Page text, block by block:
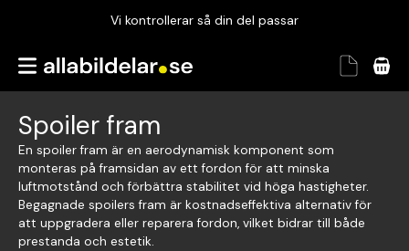
Vi kontrollerar så din del passar
Garanterad passform
Spoiler fram
En spoiler fram är en aerodynamisk komponent som
monteras på framsidan av ett fordon för att minska
luftmotstånd och förbättra stabilitet vid höga hastigheter.
Begagnade spoilers fram är kostnadseffektiva alternativ för
att uppgradera eller reparera fordon, vilket bidrar till både
prestanda och estetik.